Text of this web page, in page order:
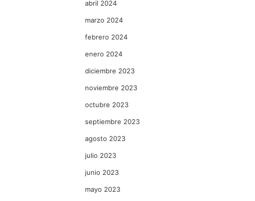
abril 2024
marzo 2024
febrero 2024
enero 2024
diciembre 2023
noviembre 2023
octubre 2023
septiembre 2023
agosto 2023
julio 2023
junio 2023
mayo 2023